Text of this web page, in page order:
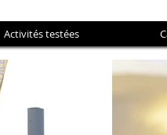
Activités testées